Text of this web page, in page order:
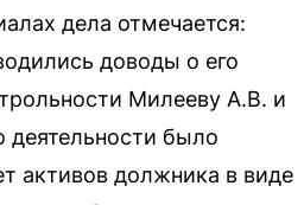
дела отмечается:
доводы о его
Милееву А.В. и
деятельности было
активов должника в виде